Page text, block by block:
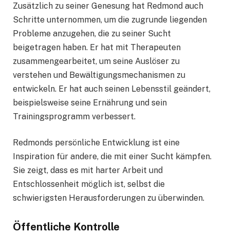
Zusätzlich zu seiner Genesung hat Redmond auch
Schritte unternommen, um die zugrunde liegenden
Probleme anzugehen, die zu seiner Sucht
beigetragen haben. Er hat mit Therapeuten
zusammengearbeitet, um seine Auslöser zu
verstehen und Bewältigungsmechanismen zu
entwickeln. Er hat auch seinen Lebensstil geändert,
beispielsweise seine Ernährung und sein
Trainingsprogramm verbessert.
Redmonds persönliche Entwicklung ist eine
Inspiration für andere, die mit einer Sucht kämpfen.
Sie zeigt, dass es mit harter Arbeit und
Entschlossenheit möglich ist, selbst die
schwierigsten Herausforderungen zu überwinden.
Öffentliche Kontrolle